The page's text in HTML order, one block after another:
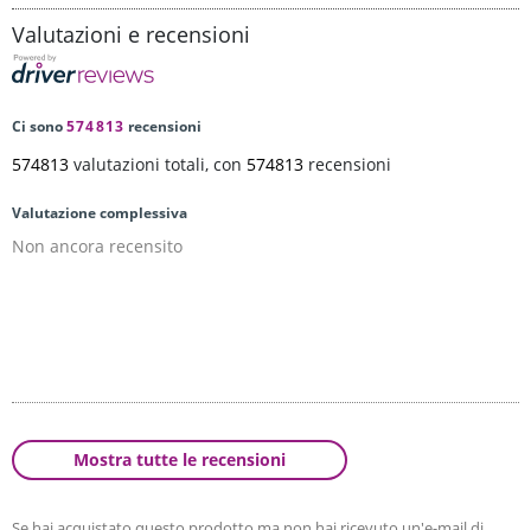
Valutazioni e recensioni
Ci sono574813 recensioni
574813 valutazioni totali, con 574813 recensioni
Valutazione complessiva
Non ancora recensito
Mostra tutte le recensioni